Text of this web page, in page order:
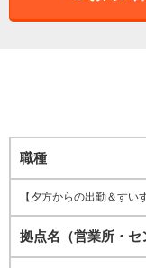
職種
【夕方からの出勤＆す
拠点名（営業所・セ